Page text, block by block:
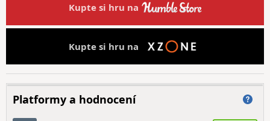
Kupte si hru na
Kupte si hru na
Platformy a hodnocení